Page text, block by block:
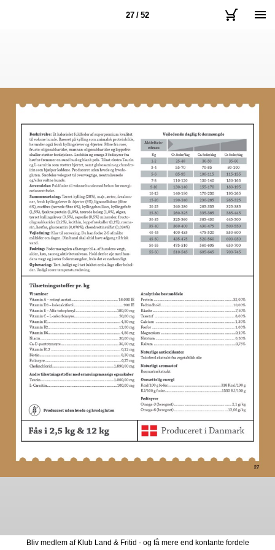
27 / 52
Bliv medlem af Klub Land & Fritid - og få mere end kontante fordele